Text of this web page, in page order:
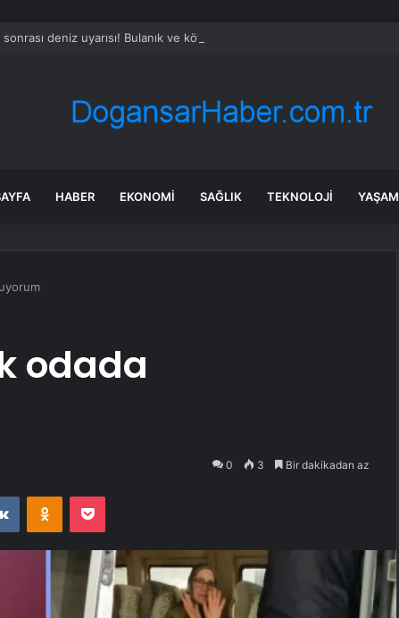
sonrası deniz uyarısı! Bulanık ve kötü kokulu suda yüzmeyin
HABER EKONOMI SAĞLIK TEKNOLOJI YAŞAM
odada
0 3 Bir dakikadan az
VKontakteOdnoklassniki
Pocket